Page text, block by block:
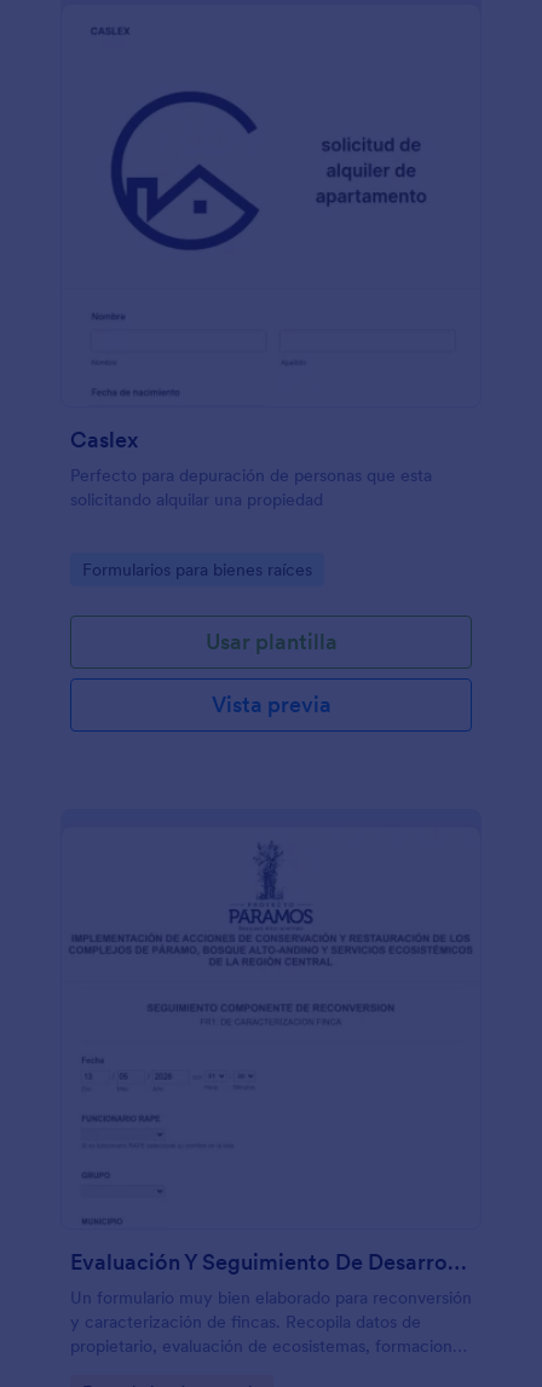
Caslex
Perfecto para depuración de personas que esta
solicitando alquilar una propiedad
Go to Category:
Formularios para bienes raíces
Usar plantilla
Vista previa
Evaluación Y Seguimiento De Desarrollo De Fincas
Un formulario muy bien elaborado para reconversión
y caracterización de fincas. Recopila datos de
propietario, evaluación de ecosistemas, formaciones